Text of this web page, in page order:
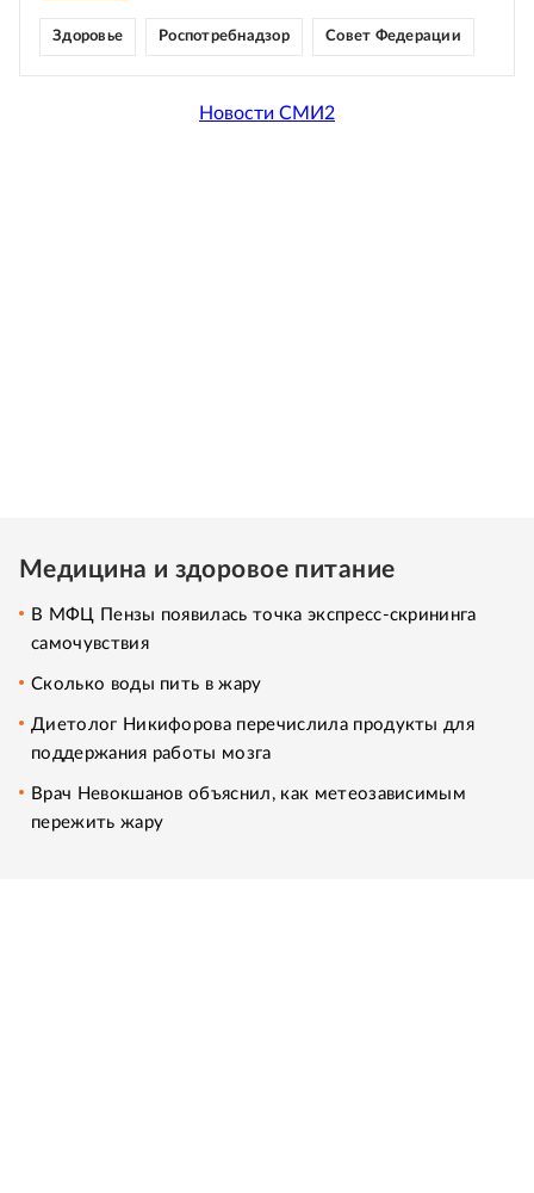
Здоровье Роспотребнадзор Совет Федерации
Новости СМИ2
Медицина и здоровое питание
В МФЦ Пензы появилась точка экспресс-скрининга
самочувствия
Сколько воды пить в жару
Диетолог Никифорова перечислила продукты для
поддержания работы мозга
Врач Невокшанов объяснил, как метеозависимым
пережить жару